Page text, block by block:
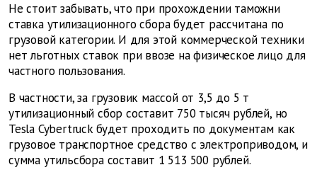
Не стоит забывать, что при прохождении таможни
ставка утилизационного сбора будет рассчитана по
грузовой категории. И для этой коммерческой техники
нет льготных ставок при ввозе на физическое лицо для
частного пользования.
В частности, за грузовик массой от 3,5 до 5 т
утилизационный сбор составит 750 тысяч рублей, но
Tesla Cybertruck будет проходить по документам как
грузовое транспортное средство с электроприводом, и
сумма утильсбора составит 1 513 500 рублей.